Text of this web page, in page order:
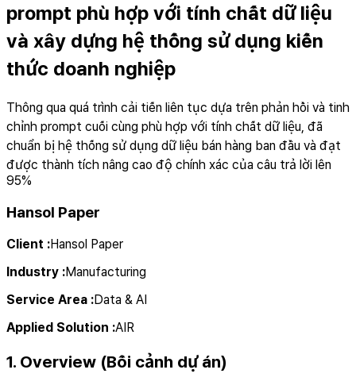
prompt phù hợp với tính chất dữ liệu
và xây dựng hệ thống sử dụng kiến
thức doanh nghiệp
Thông qua quá trình cải tiến liên tục dựa trên phản hồi và tinh
chỉnh prompt cuối cùng phù hợp với tính chất dữ liệu, đã
chuẩn bị hệ thống sử dụng dữ liệu bán hàng ban đầu và đạt
được thành tích nâng cao độ chính xác của câu trả lời lên
95%
Hansol Paper
Client :Hansol Paper
Industry :Manufacturing
Service Area :Data & AI
Applied Solution :AIR
1. Overview (Bối cảnh dự án)